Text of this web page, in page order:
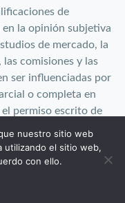
de
en la opinión subjetiva
de mercado, la
comisiones y las
ser influenciadas por
o completa en
permiso escrito de
Cookies | Privacy
nuestro sitio web
utilizando el sitio web,
con ello.